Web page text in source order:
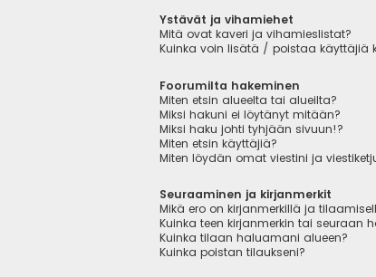
Ystävät ja vihamiehet
Mitä ovat kaveri ja vihamieslistat?
Kuinka voin lisätä / poistaa käyttäjiä
Foorumilta hakeminen
Miten etsin alueelta tai alueilta?
Miksi hakuni ei löytänyt mitään?
Miksi haku johti tyhjään sivuun!?
Miten etsin käyttäjiä?
Miten löydän omat viestini ja
Seuraaminen ja kirjanmerkit
Mikä ero on kirjanmerkillä ja
Kuinka teen kirjanmerkin tai seuraan
Kuinka tilaan haluamani alueen?
Kuinka poistan tilaukseni?